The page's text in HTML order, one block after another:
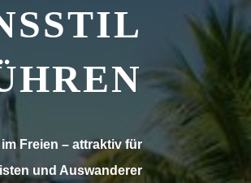
Freien – attraktiv für
und Auswanderer